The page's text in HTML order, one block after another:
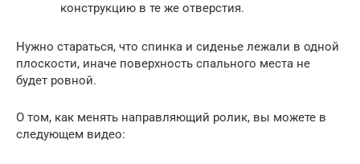
конструкцию в те же отверстия.
Нужно стараться, что спинка и сиденье лежали в одной
плоскости, иначе поверхность спального места не
будет ровной.
О том, как менять направляющий ролик, вы можете в
следующем видео: